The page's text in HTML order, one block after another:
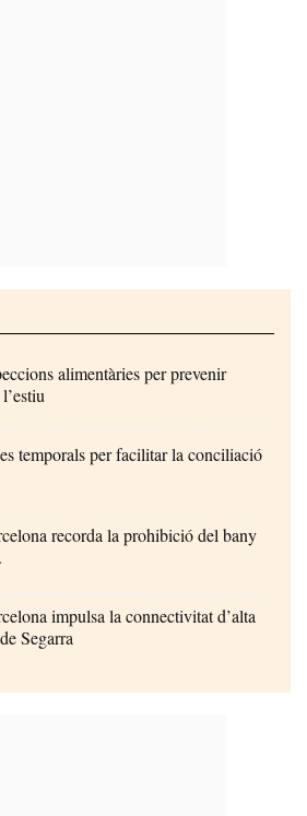
alimentàries per prevenir
temporals per facilitar la conciliació
recorda la prohibició del bany
impulsa la connectivitat d’alta
Segarra